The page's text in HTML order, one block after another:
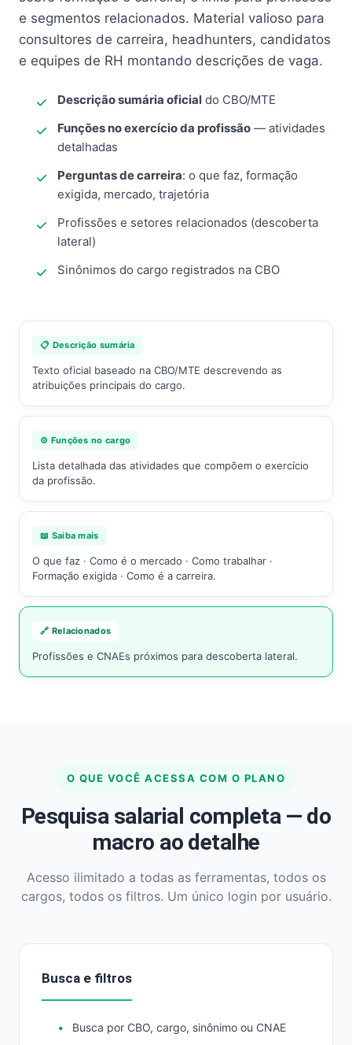
e segmentos relacionados. Material valioso para
consultores de carreira, headhunters, candidatos
e equipes de RH montando descrições de vaga.
Descrição sumária oficial do CBO/MTE
Funções no exercício da profissão — atividades
detalhadas
Perguntas de carreira: o que faz, formação
exigida, mercado, trajetória
Profissões e setores relacionados (descoberta
lateral)
Sinônimos do cargo registrados na CBO
📋 Descrição sumária
Texto oficial baseado na CBO/MTE descrevendo as
atribuições principais do cargo.
⚙️ Funções no cargo
Lista detalhada das atividades que compõem o exercício
da profissão.
📖 Saiba mais
O que faz · Como é o mercado · Como trabalhar ·
Formação exigida · Como é a carreira.
🔗 Relacionados
Profissões e CNAEs próximos para descoberta lateral.
O QUE VOCÊ ACESSA COM O PLANO
Pesquisa salarial completa — do
macro ao detalhe
Acesso ilimitado a todas as ferramentas, todos os
cargos, todos os filtros. Um único login por usuário.
Busca e filtros
Busca por CBO, cargo, sinônimo ou CNAE